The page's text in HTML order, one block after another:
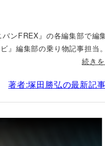
ンFREX』の各編集部で編
』編集部の乗り物記事担当
続き
著者:塚田勝弘の最新記